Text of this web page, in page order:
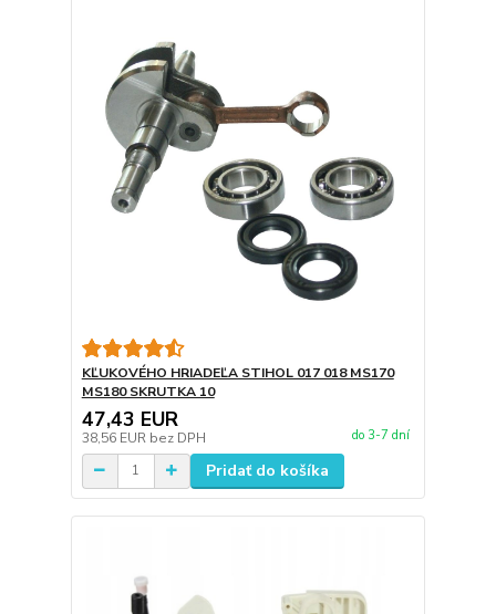
KĽUKOVÉHO HRIADEĽA STIHOL 017 018 MS170
MS180 SKRUTKA 10
47,43 EUR
38,56 EUR bez DPH do 3-7 dní
Pridať do košíka